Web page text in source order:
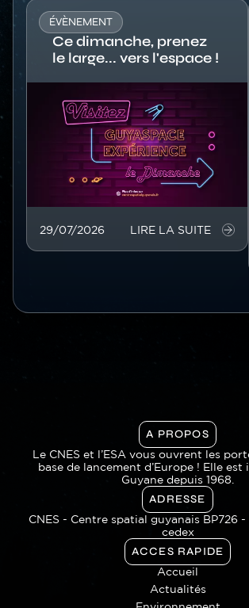
ÉVÈNEMENT
Ce dimanche, prenez
le large... vers l'espace !
29/07/2026 LIRE LA SUITE
A PROPOS
Le CNES et l’ESA vous ouvrent les
base de lancement d’Europe ! Elle est
Guyane depuis 1968.
ADRESSE
CNES - Centre spatial guyanais BP726
cedex
ACCES RAPIDE
Accueil
Actualités